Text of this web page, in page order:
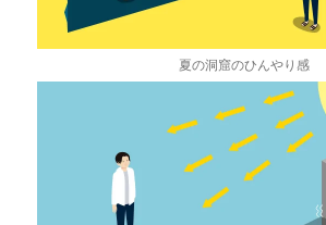
夏の洞窟のひんやり感